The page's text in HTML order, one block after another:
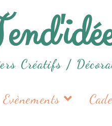
Créatifs /
Evènements